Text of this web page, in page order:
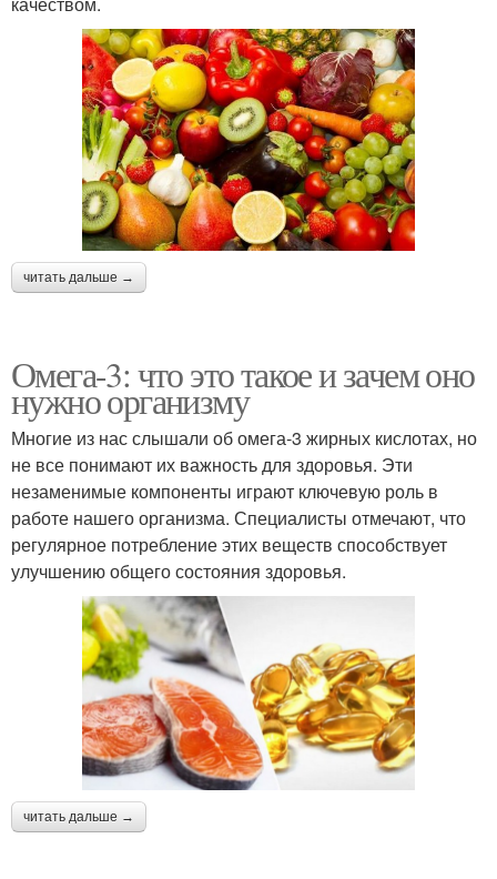
читать дальше →
Омега-3: что это такое и зачем оно
нужно организму
Многие из нас слышали об омега-3 жирных кислотах, но
не все понимают их важность для здоровья. Эти
незаменимые компоненты играют ключевую роль в
работе нашего организма. Специалисты отмечают, что
регулярное потребление этих веществ способствует
улучшению общего состояния здоровья.
читать дальше →